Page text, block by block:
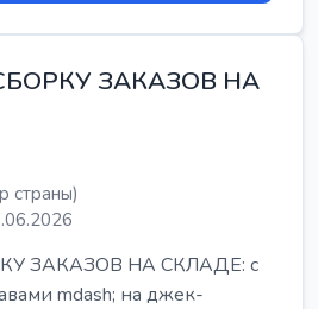
ЗАКАЗОВ НА
страны)
ЗАКАЗОВ НА СКЛАДЕ: с
mdash; на джек-